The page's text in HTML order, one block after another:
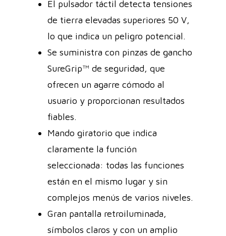
El pulsador táctil detecta tensiones
de tierra elevadas superiores 50 V,
lo que indica un peligro potencial.
Se suministra con pinzas de gancho
SureGrip™ de seguridad, que
ofrecen un agarre cómodo al
usuario y proporcionan resultados
fiables.
Mando giratorio que indica
claramente la función
seleccionada: todas las funciones
están en el mismo lugar y sin
complejos menús de varios niveles.
Gran pantalla retroiluminada,
símbolos claros y con un amplio